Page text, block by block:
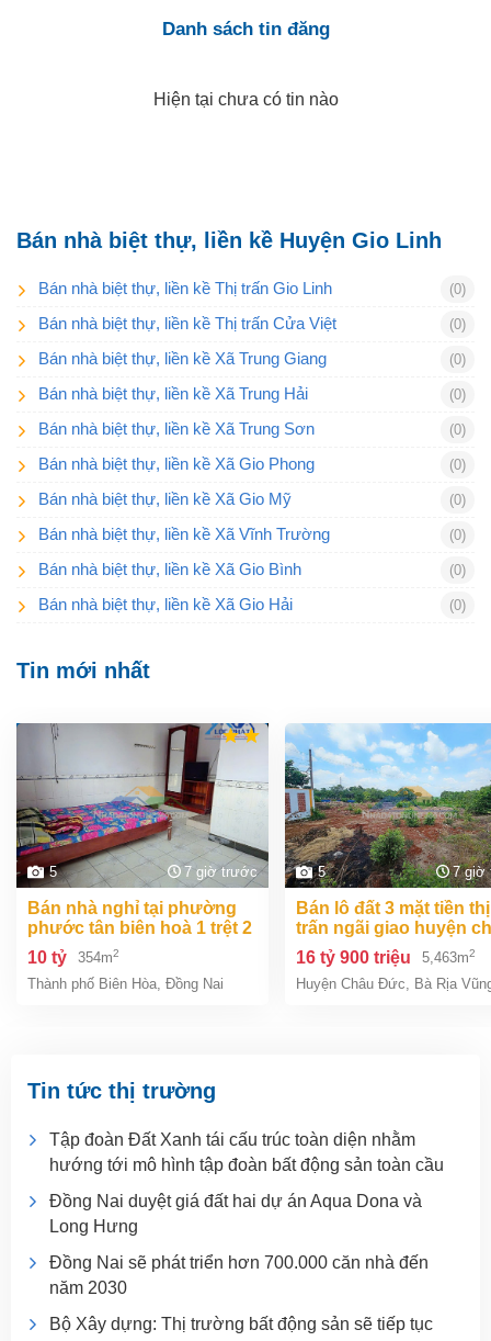
Danh sách tin đăng
Hiện tại chưa có tin nào
Bán nhà biệt thự, liền kề Huyện Gio Linh
Bán nhà biệt thự, liền kề Thị trấn Gio Linh (0)
Bán nhà biệt thự, liền kề Thị trấn Cửa Việt (0)
Bán nhà biệt thự, liền kề Xã Trung Giang (0)
Bán nhà biệt thự, liền kề Xã Trung Hải (0)
Bán nhà biệt thự, liền kề Xã Trung Sơn (0)
Bán nhà biệt thự, liền kề Xã Gio Phong (0)
Bán nhà biệt thự, liền kề Xã Gio Mỹ (0)
Bán nhà biệt thự, liền kề Xã Vĩnh Trường (0)
Bán nhà biệt thự, liền kề Xã Gio Bình (0)
Bán nhà biệt thự, liền kề Xã Gio Hải (0)
Tin mới nhất
5 7 giờ trước
bán nhà nghỉ tại phường
phước tân biên hoà 1 trệt 2
lầu 354m2 giá chỉ 10 tỷ
10 tỷ 354m2
Thành phố Biên Hòa, Đồng Nai
5 7 giờ
bán lô đất 3 mặt tiền thị
trấn ngãi giao huyện
đức bà rịa vũng tàu giá
tỷ 9
16 tỷ 900 triệu 5,463m2
Huyện Châu Đức, Bà Rịa
Tin tức thị trường
Tập đoàn Đất Xanh tái cấu trúc toàn diện nhằm
hướng tới mô hình tập đoàn bất động sản toàn cầu
Đồng Nai duyệt giá đất hai dự án Aqua Dona và
Long Hưng
Đồng Nai sẽ phát triển hơn 700.000 căn nhà đến
năm 2030
Bộ Xây dựng: Thị trường bất động sản sẽ tiếp tục